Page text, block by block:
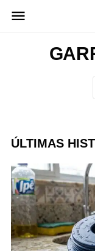
para
ÚLTIMAS